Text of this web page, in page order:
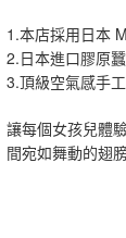
1.本店採用日本
2.日本進口膠原
3.頂級空氣感手
讓每個女孩兒體
間宛如舞動的翅